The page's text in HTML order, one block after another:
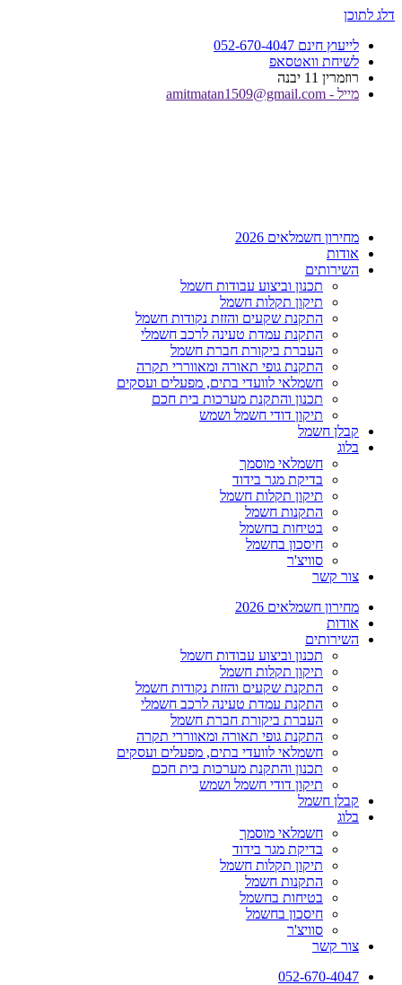
דלג לתוכן
לייעוץ חינם 052-670-4047
לשיחת וואטסאפ
רוזמרין 11 יבנה
מייל - amitmatan1509@gmail.com
מחירון חשמלאים 2026
אודות
השירותים
תכנון וביצוע עבודות חשמל
תיקון תקלות חשמל
התקנת שקעים והזזת נקודות חשמל
התקנת עמדת טעינה לרכב חשמלי
העברת ביקורת חברת חשמל
התקנת גופי תאורה ומאווררי תקרה
חשמלאי לוועדי בתים, מפעלים ועסקים
תכנון והתקנת מערכות בית חכם
תיקון דודי חשמל ושמש
קבלן חשמל
בלוג
חשמלאי מוסמך
בדיקת מגר בידוד
תיקון תקלות חשמל
התקנות חשמל
בטיחות בחשמל
חיסכון בחשמל
סוויצ'ר
צור קשר
מחירון חשמלאים 2026
אודות
השירותים
תכנון וביצוע עבודות חשמל
תיקון תקלות חשמל
התקנת שקעים והזזת נקודות חשמל
התקנת עמדת טעינה לרכב חשמלי
העברת ביקורת חברת חשמל
התקנת גופי תאורה ומאווררי תקרה
חשמלאי לוועדי בתים, מפעלים ועסקים
תכנון והתקנת מערכות בית חכם
תיקון דודי חשמל ושמש
קבלן חשמל
בלוג
חשמלאי מוסמך
בדיקת מגר בידוד
תיקון תקלות חשמל
התקנות חשמל
בטיחות בחשמל
חיסכון בחשמל
סוויצ'ר
צור קשר
052-670-4047